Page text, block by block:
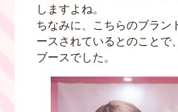
しますよね。
ちなみに、こちらのブラン
ースされているとのことで
ブースでした。